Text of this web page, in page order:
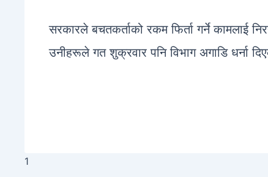
o
o
k
n
g
p
p
सरकारले बचतकर्ताको रकम फिर्ता गर्ने कामलाई
उनीहरूले गत शुक्रवार पनि विभाग अगाडि धर्ना
1